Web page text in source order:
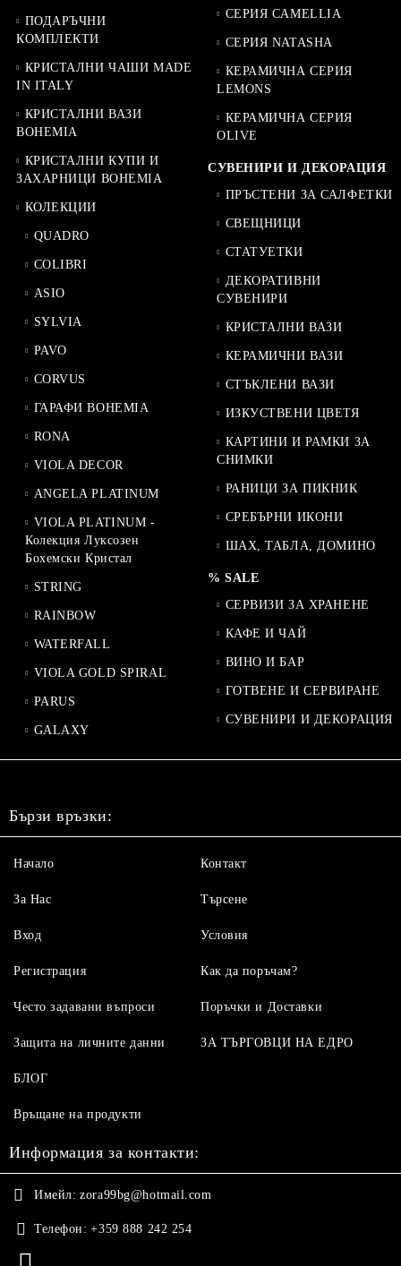
ПОДАРЪЧНИ
КОМПЛЕКТИ
КРИСТАЛНИ ЧАШИ MADE
IN ITALY
КРИСТАЛНИ ВАЗИ
BOHEMIA
КРИСТАЛНИ КУПИ И
ЗАХАРНИЦИ BOHEMIA
КОЛЕКЦИИ
QUADRO
COLIBRI
ASIO
SYLVIA
PAVO
CORVUS
ГАРАФИ BOHEMIA
RONA
VIOLA DECOR
ANGELA PLATINUM
VIOLA PLATINUM -
Колекция Луксозен
Бохемски Кристал
STRING
RAINBOW
WATERFALL
VIOLA GOLD SPIRAL
PARUS
GALAXY
СЕРИЯ CAMELLIA
СЕРИЯ NATASHA
КЕРАМИЧНА СЕРИЯ
LEMONS
КЕРАМИЧНА СЕРИЯ
OLIVE
СУВЕНИРИ И ДЕКОРАЦИЯ
ПРЪСТЕНИ ЗА САЛФЕТКИ
СВЕЩНИЦИ
СТАТУЕТКИ
ДЕКОРАТИВНИ
СУВЕНИРИ
КРИСТАЛНИ ВАЗИ
КЕРАМИЧНИ ВАЗИ
СТЪКЛЕНИ ВАЗИ
ИЗКУСТВЕНИ ЦВЕТЯ
КАРТИНИ И РАМКИ ЗА
СНИМКИ
РАНИЦИ ЗА ПИКНИК
СРЕБЪРНИ ИКОНИ
ШАХ, ТАБЛА, ДОМИНО
% SALE
СЕРВИЗИ ЗА ХРАНЕНЕ
КАФЕ И ЧАЙ
ВИНО И БАР
ГОТВЕНЕ И СЕРВИРАНЕ
СУВЕНИРИ И ДЕКОРАЦИЯ
Бързи връзки:
Начало
За Нас
Вход
Регистрация
Контакт
Търсене
Условия
Как да поръчам?
Често задавани въпроси
Защита на личните данни
БЛОГ
Връщане на продукти
Поръчки и Доставки
ЗА ТЪРГОВЦИ НА ЕДРО
Информация за контакти:
Имейл: zora99bg@hotmail.com
Телефон: +359 888 242 254